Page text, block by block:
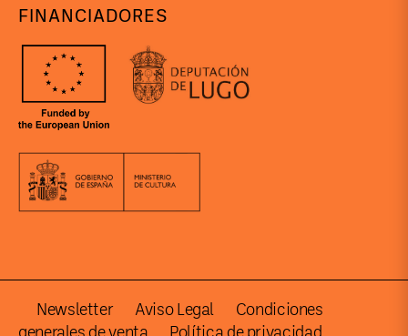
FINANCIADORES
Newsletter Aviso Legal
Condiciones
generales de venta
Política de privacidad